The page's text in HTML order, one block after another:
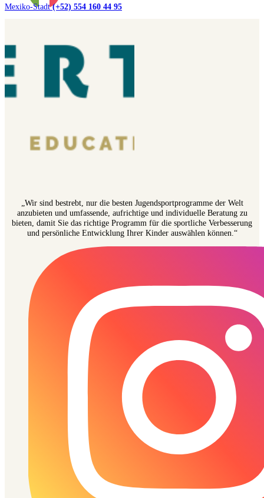
Mexiko-Stadt(+52) 554 160 44 95
„Wir sind bestrebt, nur die besten Jugendsportprogramme der Welt
anzubieten und umfassende, aufrichtige und individuelle Beratung zu
bieten, damit Sie das richtige Programm für die sportliche Verbesserung
und persönliche Entwicklung Ihrer Kinder auswählen können.“